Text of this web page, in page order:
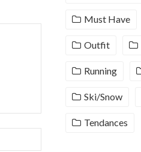
Must Have
Outfit
Running
Ski/Snow
Tendances